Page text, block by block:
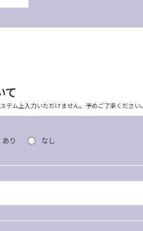
て
ム上入力いただけません。予めご了承ください。
あり なし